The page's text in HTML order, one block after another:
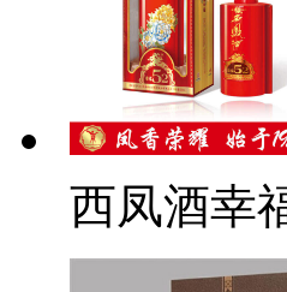
西凤酒幸